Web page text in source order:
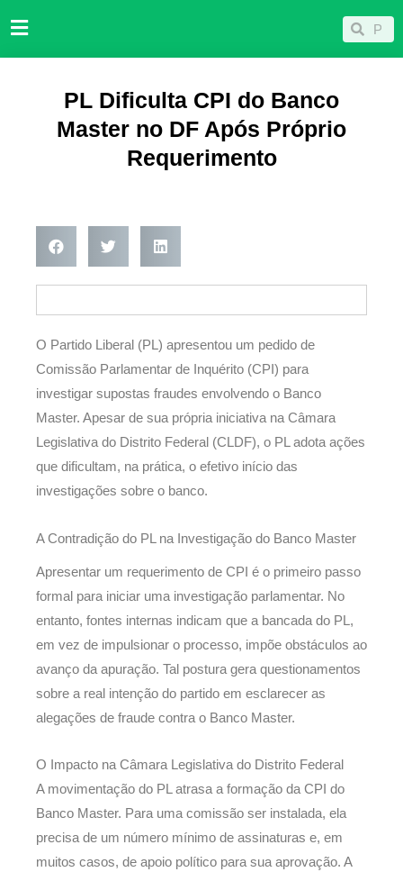
para
Pesquisar
PL Dificulta CPI do Banco
Master no DF Após Próprio
Requerimento
O Partido Liberal (PL) apresentou um pedido de
Comissão Parlamentar de Inquérito (CPI) para
investigar supostas fraudes envolvendo o Banco
Master. Apesar de sua própria iniciativa na Câmara
Legislativa do Distrito Federal (CLDF), o PL adota ações
que dificultam, na prática, o efetivo início das
investigações sobre o banco.
A Contradição do PL na Investigação do Banco Master
Apresentar um requerimento de CPI é o primeiro passo
formal para iniciar uma investigação parlamentar. No
entanto, fontes internas indicam que a bancada do PL,
em vez de impulsionar o processo, impõe obstáculos ao
avanço da apuração. Tal postura gera questionamentos
sobre a real intenção do partido em esclarecer as
alegações de fraude contra o Banco Master.
O Impacto na Câmara Legislativa do Distrito Federal
A movimentação do PL atrasa a formação da CPI do
Banco Master. Para uma comissão ser instalada, ela
precisa de um número mínimo de assinaturas e, em
muitos casos, de apoio político para sua aprovação. A